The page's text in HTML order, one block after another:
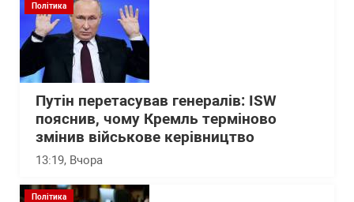
Політика
Путін перетасував генералів: ISW
пояснив, чому Кремль терміново
змінив військове керівництво
13:19, Вчора
Політика